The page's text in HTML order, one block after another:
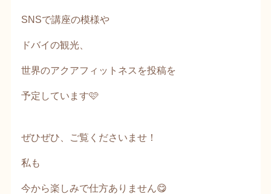
SNSで講座の模様や
ドバイの観光、
世界のアクアフィットネスを投稿を
予定しています🩷
ぜひぜひ、ご覧くださいませ！
私も
今から楽しみで仕方ありません😋